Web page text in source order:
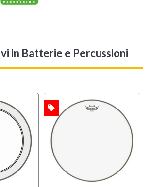
in Batterie e Percussioni
OFFERTA local_offer OFFERTA